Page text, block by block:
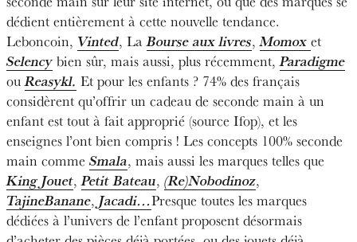
dédient entièrement à cette nouvelle tendance.
Leboncoin, Vinted, LaBourse aux livres,Momox et
Selency bien sûr, mais aussi, plus récemment,Paradigme
ouReasykl. Et pour les enfants ? 74% des français
considèrent qu’offrir un cadeau de seconde main à un
enfant est tout à fait approprié (source Ifop), et les
enseignes l’ont bien compris ! Les concepts 100% seconde
main comme Smala, mais aussi les marques telles que
King Jouet,Petit Bateau, (Re)Nobodinoz,
TajineBanane, Jacadi…Presque toutes les marques
dédiées à l’univers de l’enfant proposent désormais